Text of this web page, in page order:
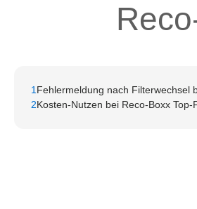
1 Fehlermeldung nach Filterwechsel
2Kosten-Nutzen bei Reco-Boxx Top-